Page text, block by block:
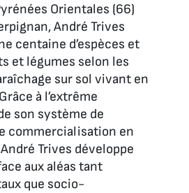
Orientales (66)
André Trives
centaine d’espèces et
et légumes selon les
sur sol vivant en
à l’extrême
son système de
commercialisation en
Trives développe
aux aléas tant
que socio-